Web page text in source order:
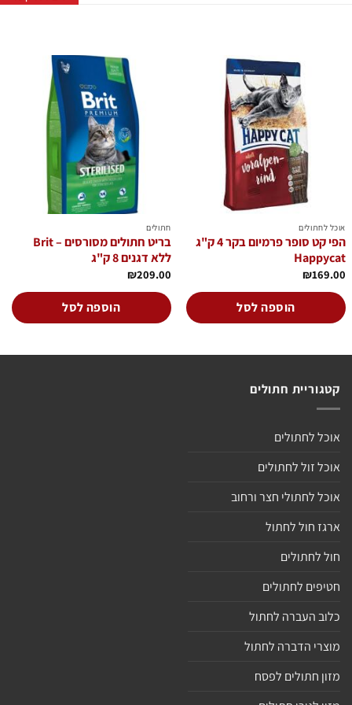
אוכל לחתולים
הפי קט סופר פרמיום בקר 4 ק"ג
Happycat
₪169.00
הוספה לסל
לרשימת
חתולים
בריט חתולים מסורסים – Brit
ללא דגנים 8 ק"ג
₪209.00
הוספה לסל
קטגוריית חתולים
אוכל לחתולים
אוכל זול לחתולים
אוכל לחתולי חצר ורחוב
ארגז חול לחתול
חול לחתולים
חטיפים לחתולים
כלוב העברה לחתול
מוצרי הדברה לחתול
מזון חתולים לפסח